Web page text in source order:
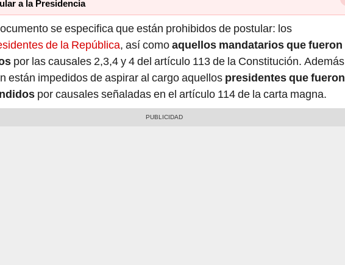
se especifica que están prohibidos de postular: los
de la República, así comoaquellos mandatarios que fueron
por las causales 2,3,4 y 4 del artículo 113 de la Constitución. Además,
están impedidos de aspirar al cargo aquellos presidentes que fueron
por causales señaladas en el artículo 114 de la carta magna.